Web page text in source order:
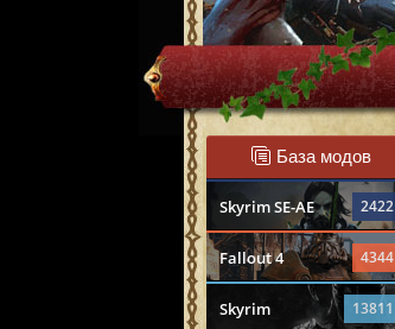
База модов
Skyrim SE-AE 2422
Fallout 4 4344
Skyrim 13811